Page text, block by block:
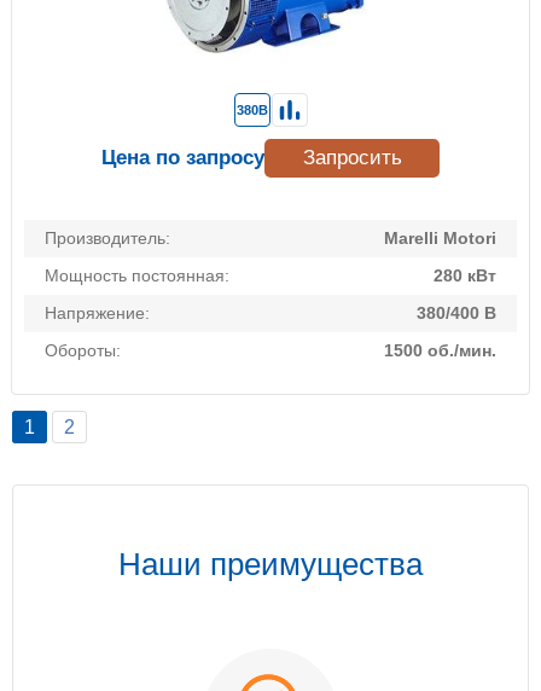
Производитель:
Marelli Motori
Мощность постоянная:
280 кВт
Напряжение:
380/400 В
Обороты:
1500 об./мин.
380В
Цена по запросу Запросить
1 2
Наши преимущества